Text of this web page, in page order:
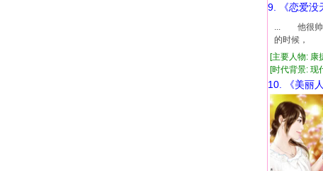
9. 《恋爱没
... 他很帅
的时候，
[主要人物:
[时代背景:
10. 《美丽人